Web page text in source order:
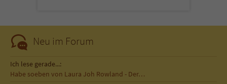
Neu im Forum
Ich lese gerade...:
Habe soeben von Laura Joh Rowland - Der…